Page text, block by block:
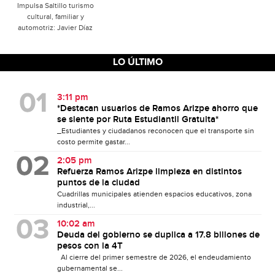
Impulsa Saltillo turismo
cultural, familiar y
automotriz: Javier Díaz
LO ÚLTIMO
3:11 pm
*Destacan usuarios de Ramos Arizpe ahorro que
se siente por Ruta Estudiantil Gratuita*
_Estudiantes y ciudadanos reconocen que el transporte sin
costo permite gastar...
2:05 pm
Refuerza Ramos Arizpe limpieza en distintos
puntos de la ciudad
Cuadrillas municipales atienden espacios educativos, zona
industrial,...
10:02 am
Deuda del gobierno se duplica a 17.8 billones de
pesos con la 4T
Al cierre del primer semestre de 2026, el endeudamiento
gubernamental se...